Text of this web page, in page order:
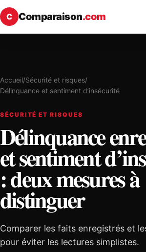
C Comparaison.com
Accueil/Sécurité et risques/
Délinquance et sentiment d’insécurité
SÉCURITÉ ET RISQUES
Délinquance
et sentiment
: deux mesures à
distinguer
Comparer les faits enregistrés et
pour éviter les lectures simplistes.